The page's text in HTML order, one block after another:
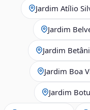
Jardim Atílio
Jardim
Jardim
Jardim Boa
Jardim